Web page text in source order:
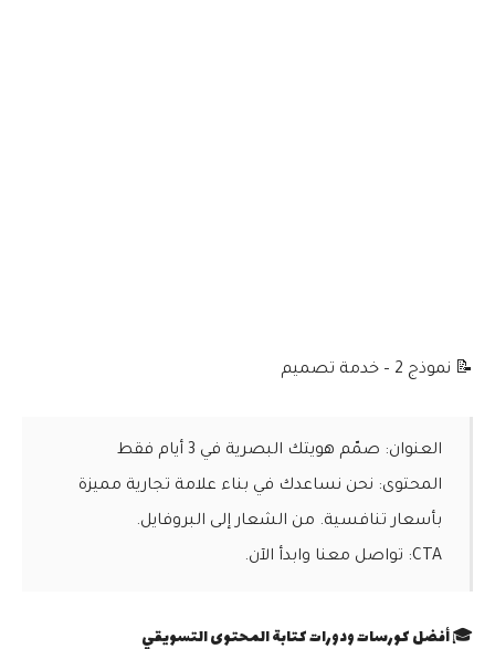
📝 نموذج 2 – خدمة تصميم
العنوان: صمّم هويتك البصرية في 3 أيام فقط
المحتوى: نحن نساعدك في بناء علامة تجارية مميزة
بأسعار تنافسية. من الشعار إلى البروفايل.
CTA: تواصل معنا وابدأ الآن.
🎓 أفضل كورسات ودورات كتابة المحتوى التسويقي